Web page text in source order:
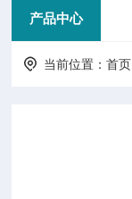
产品中心
当前位置：首页